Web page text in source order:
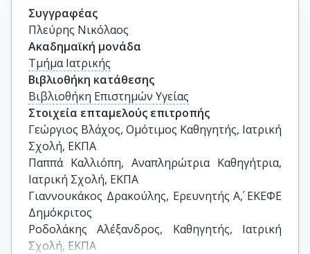
Συγγραφέας
Πλεύρης Νικόλαος
Ακαδημαϊκή μονάδα
Τμήμα Ιατρικής
Βιβλιοθήκη κατάθεσης
Βιβλιοθήκη Επιστημών Υγείας
Στοιχεία επταμελούς επιτροπής
Γεώργιος Βλάχος, Ομότιμος Καθηγητής, Ιατρική
Σχολή, ΕΚΠΑ
Παππά Καλλιόπη, Αναπληρώτρια Καθηγήτρια,
Ιατρική Σχολή, ΕΚΠΑ
Γιαννουκάκος Δρακούλης, Ερευνητής Α΄, ΕΚΕΦΕ
Δημόκριτος
Ροδολάκης Αλέξανδρος, Καθηγητής, Ιατρική
Σχολή, ΕΚΠΑ